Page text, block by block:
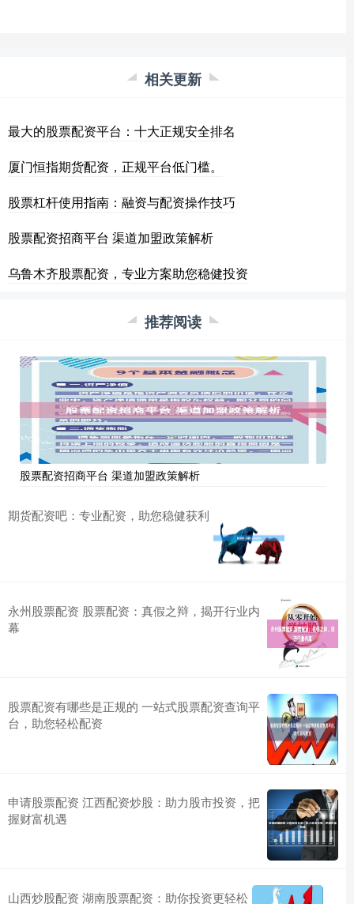
相关更新
最大的股票配资平台：十大正规安全排名
厦门恒指期货配资，正规平台低门槛。
股票杠杆使用指南：融资与配资操作技巧
股票配资招商平台 渠道加盟政策解析
乌鲁木齐股票配资，专业方案助您稳健投资
推荐阅读
股票配资招商平台 渠道加盟政策解析
期货配资吧：专业配资，助您稳健获利
永州股票配资 股票配资：真假之辩，揭开行业内
幕
股票配资有哪些是正规的 一站式股票配资查询平
台，助您轻松配资
申请股票配资 江西配资炒股：助力股市投资，把
握财富机遇
山西炒股配资 湖南股票配资：助你投资更轻松